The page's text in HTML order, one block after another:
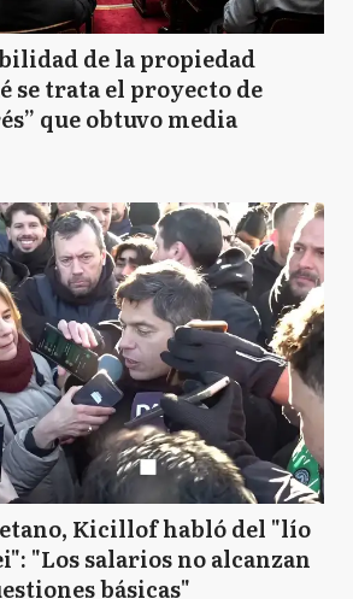
de la propiedad
se trata el proyecto de
que obtuvo media
Kicillof habló del "lío
"Los salarios no alcanzan
básicas"